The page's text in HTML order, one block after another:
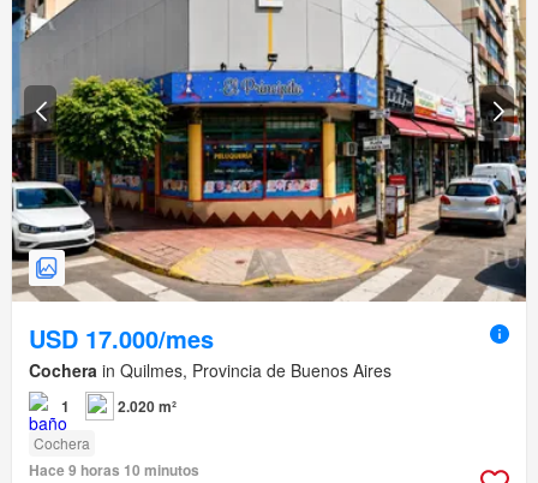
USD 17.000/mes
Cochera in Quilmes, Provincia de Buenos Aires
1 2.020 m²
Cochera
Hace 9 horas 10 minutos